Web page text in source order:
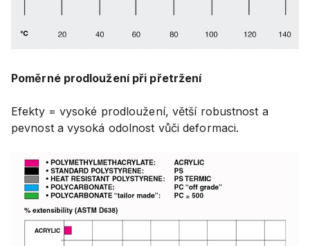
Poměrné prodloužení při přetržení
Efekty = vysoké prodloužení, větší robustnost a
pevnost a vysoká odolnost vůči deformaci.